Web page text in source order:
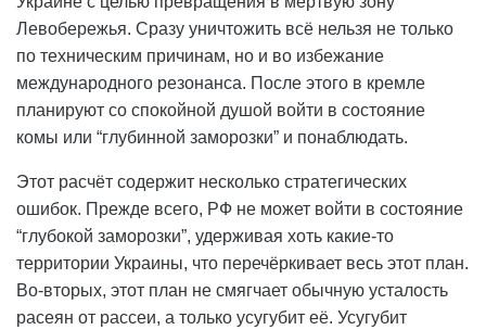
Левобережья. Сразу уничтожить всё нельзя не только
по техническим причинам, но и во избежание
международного резонанса. После этого в кремле
планируют со спокойной душой войти в состояние
комы или “глубинной заморозки” и понаблюдать.
Этот расчёт содержит несколько стратегических
ошибок. Прежде всего, РФ не может войти в состояние
“глубокой заморозки”, удерживая хоть какие-то
территории Украины, что перечёркивает весь этот план.
Во-вторых, этот план не смягчает обычную усталость
расеян от рассеи, а только усугубит её. Усугубит